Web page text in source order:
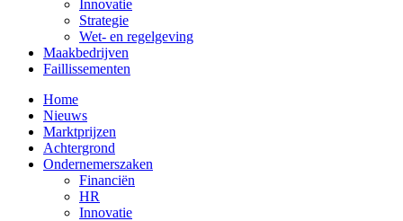
Innovatie
Strategie
Wet- en regelgeving
Maakbedrijven
Faillissementen
Home
Nieuws
Marktprijzen
Achtergrond
Ondernemerszaken
Financiën
HR
Innovatie